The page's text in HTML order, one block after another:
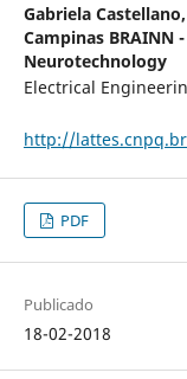
Gabriela Castellano,
Campinas BRAINN
Neurotechnology
Electrical
http://
PDF
Publicado
18-02-2018